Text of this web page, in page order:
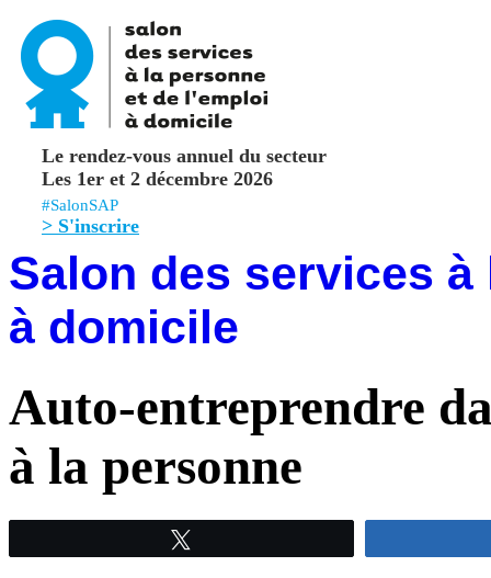
Le rendez-vous annuel du secteur
Les 1er et 2 décembre 2026
#SalonSAP
> S'inscrire
Salon des services
à domicile
Auto-entreprendre
à la personne